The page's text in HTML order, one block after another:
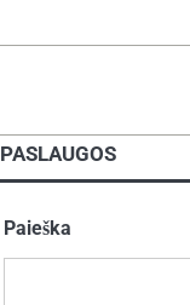
PASLAUGOS
Paieška